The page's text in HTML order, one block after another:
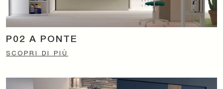
P02 A PONTE
SCOPRI DI PIÙ